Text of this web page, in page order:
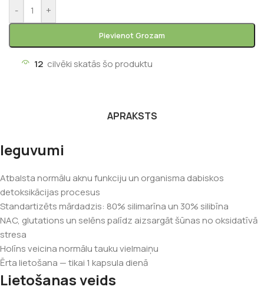
- +
Pievienot Grozam
12 cilvēki skatās šo produktu
APRAKSTS
Ieguvumi
Atbalsta normālu aknu funkciju un organisma dabiskos
detoksikācijas procesus
Standartizēts mārdadzis: 80% silimarīna un 30% silibīna
NAC, glutations un selēns palīdz aizsargāt šūnas no oksidatīvā
stresa
Holīns veicina normālu tauku vielmaiņu
Ērta lietošana — tikai 1 kapsula dienā
Lietošanas veids